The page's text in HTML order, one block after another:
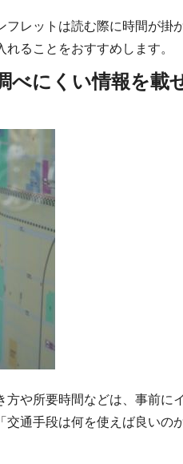
フレットは読む際に時間が掛
ることをおすすめします。
べにくい情報を載
や所要時間などは、事前に
交通手段は何を使えば良い